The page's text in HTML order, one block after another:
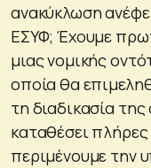
ανακύκλωση
ΕΣΥΦ; Έχουμε
μιας νομικής
οποία θα
τη διαδικασία
καταθέσει
περιμένουμε την